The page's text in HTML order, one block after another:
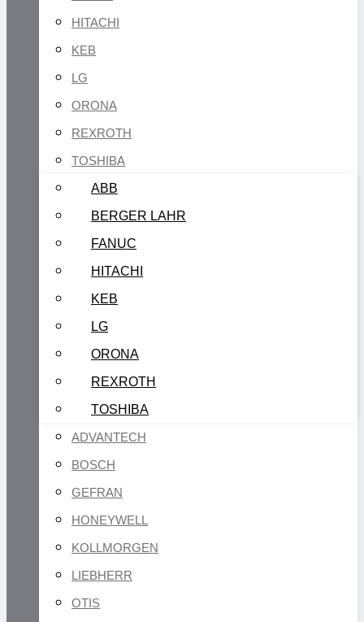
HITACHI
KEB
LG
ORONA
REXROTH
TOSHIBA
ABB
BERGER LAHR
FANUC
HITACHI
KEB
LG
ORONA
REXROTH
TOSHIBA
ADVANTECH
BOSCH
GEFRAN
HONEYWELL
KOLLMORGEN
LIEBHERR
OTIS